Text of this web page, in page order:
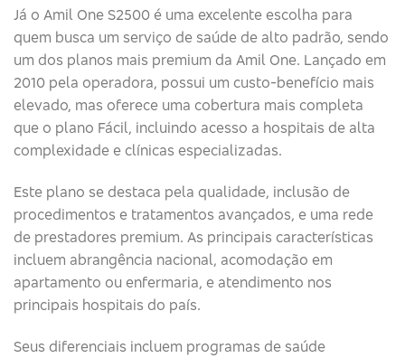
Já o Amil One S2500 é uma excelente escolha para
quem busca um serviço de saúde de alto padrão, sendo
um dos planos mais premium da Amil One. Lançado em
2010 pela operadora, possui um custo-benefício mais
elevado, mas oferece uma cobertura mais completa
que o plano Fácil, incluindo acesso a hospitais de alta
complexidade e clínicas especializadas.
Este plano se destaca pela qualidade, inclusão de
procedimentos e tratamentos avançados, e uma rede
de prestadores premium. As principais características
incluem abrangência nacional, acomodação em
apartamento ou enfermaria, e atendimento nos
principais hospitais do país.
Seus diferenciais incluem programas de saúde